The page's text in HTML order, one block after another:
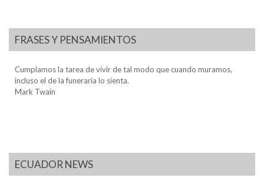
FRASES Y PENSAMIENTOS
Cumplamos la tarea de vivir de tal modo que cuando muramos,
incluso el de la funeraria lo sienta.
Mark Twain
ECUADOR NEWS